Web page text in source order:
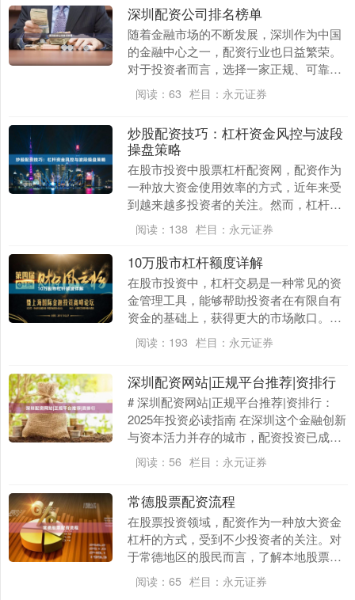
深圳配资公司排名榜单
随着金融市场的不断发展，深圳作为中国
的金融中心之一，配资行业也日益繁荣。
对于投资者而言，选择一家正规、可靠的
配资公司至关重要。本文将为您整理深圳
配资公司排名榜单....
阅读： 63 栏目： 永元证券
炒股配资技巧：杠杆资金风控与波段
操盘策略
在股市投资中股票杠杆配资网，配资作为
一种放大资金使用效率的方式，近年来受
到越来越多投资者的关注。然而，杠杆是
一把双刃剑，既能放大收益，也会放大亏
损。本文将围绕炒....
阅读： 138 栏目： 永元证券
10万股市杠杆额度详解
在股市投资中，杠杆交易是一种常见的资
金管理工具，能够帮助投资者在有限自有
资金的基础上，获得更大的市场敞口。本
文将详细解析10万元本金对应的杠杆额
度，帮助您理解杠....
阅读： 193 栏目： 永元证券
深圳配资网站|正规平台推荐|资排行
# 深圳配资网站|正规平台推荐|资排行：
2025年投资必读指南 在深圳这个金融创新
与资本活力并存的城市，配资投资已成为
许多投资者放大收益的重要工具。然而，
面对市....
阅读： 56 栏目： 永元证券
常德股票配资流程
在股票投资领域，配资作为一种放大资金
杠杆的方式，受到不少投资者的关注。对
于常德地区的股民而言，了解本地股票配
资的具体流程，有助于更规范、安全地参
与市场。本文将详....
阅读： 65 栏目： 永元证券